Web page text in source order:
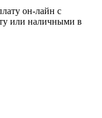
он-лайн с
или наличными в